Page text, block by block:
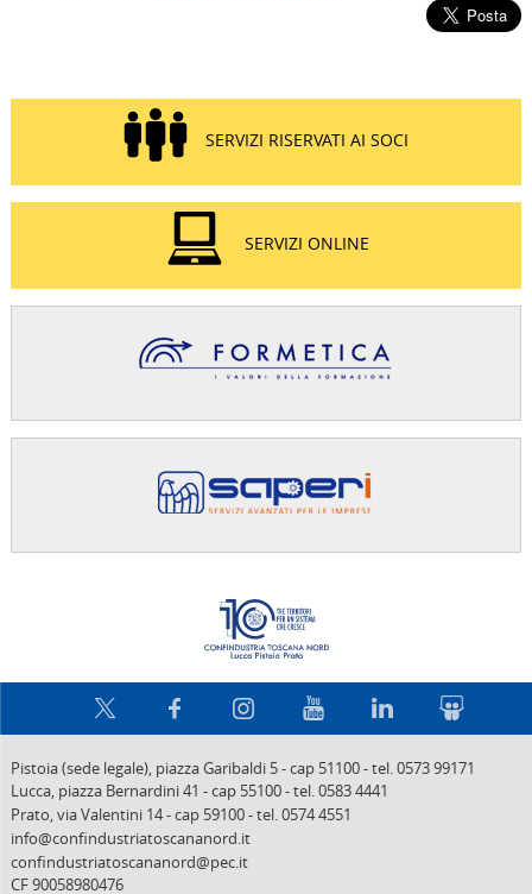
SERVIZI RISERVATI AI SOCI
SERVIZI ONLINE
Pistoia (sede legale), piazza Garibaldi 5-cap 51100-tel. 0573 99171
Lucca, piazza Bernardini 41 -cap 55100-tel. 0583 4441
Prato,via Valentini 14-cap 59100-tel. 0574 4551
info@confindustriatoscananord.it
confindustriatoscananord@pec.it
CF 90058980476